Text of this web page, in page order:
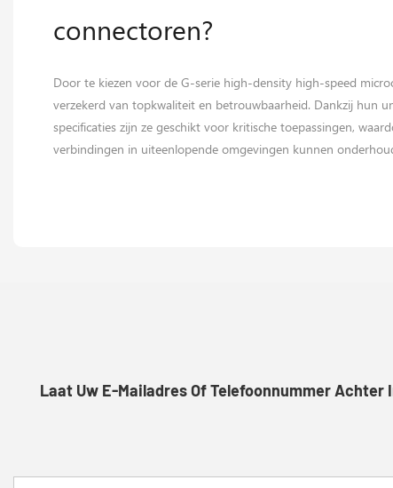
connectoren?
Door te kiezen voor de G-serie high-density high-speed
verzekerd van topkwaliteit en betrouwbaarheid. Dankzij hun
specificaties zijn ze geschikt voor kritische toepassingen,
verbindingen in uiteenlopende omgevingen kunnen
Laat Uw E-Mailadres Of Telefoonnummer